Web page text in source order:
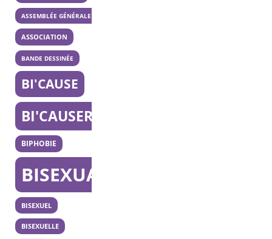
ASSEMBLÉE GÉNÉRALE
ASSOCIATION
BANDE DESSINÉE
BI'CAUSE
BI'CAUSERIE
BIPHOBIE
BISEXUALITÉ
BISEXUEL
BISEXUELLE